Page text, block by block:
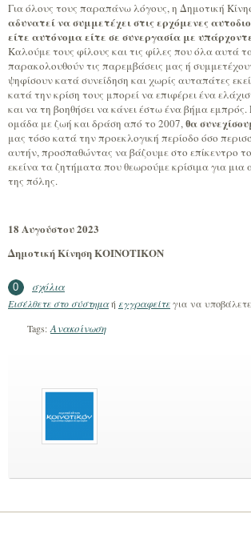
Για όλους τους παραπάνω λόγους, η Δημοτική
αδυνατεί να συμμετέχει στις ερχόμενες
είτε αυτόνομα είτε σε συνεργασία με
Καλούμε τους φίλους και τις φίλες που όλα αυτά
παρακολουθούν τις παρεμβάσεις μας ή
ψηφίσουν κατά συνείδηση και χωρίς αυταπάτες
κατά την κρίση τους μπορεί να επιφέρει ένα
και να τη βοηθήσει να κάνει έστω ένα βήμα εμπρός.
ομάδα με ζωή και δράση από το 2007,θα
μας τόσο κατά την προεκλογική περίοδο όσο
αυτήν, προσπαθώντας να βάζουμε στο επίκεντρο
εκείνα τα ζητήματα που θεωρούμε κρίσιμα για
της πόλης.
18 Αυγούστου 2023
Δημοτική Κίνηση ΚΟΙΝΟΤΙΚΟΝ
0 σχόλια
Εισέλθετε στο σύστημαή εγγραφείτεγια να
Tags: Ανακοίνωση